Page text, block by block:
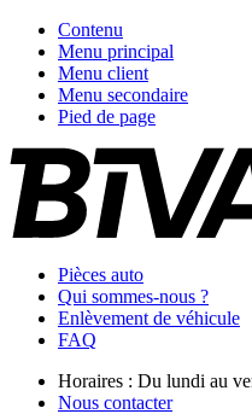
Contenu
Menu principal
Menu client
Menu secondaire
Pied de page
Pièces auto
Qui sommes-nous ?
Enlèvement de véhicule
FAQ
Horaires : Du lundi au
Nous contacter